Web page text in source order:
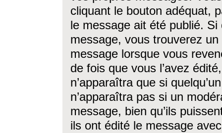
cliquant le bouton adéquat,
le message ait été publié. Si
message, vous trouverez
message lorsque vous
de fois que vous l’avez
n’apparaîtra que si
n’apparaîtra pas si un
message, bien qu’ils
ils ont édité le message